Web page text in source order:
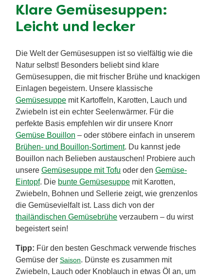
Klare Gemüsesuppen:
Leicht und lecker
Die Welt der Gemüsesuppen ist so vielfältig wie die
Natur selbst! Besonders beliebt sind klare
Gemüsesuppen, die mit frischer Brühe und knackigen
Einlagen begeistern. Unsere klassische
Gemüsesuppe mit Kartoffeln, Karotten, Lauch und
Zwiebeln ist ein echter Seelenwärmer. Für die
perfekte Basis empfehlen wir dir unsere Knorr
Gemüse Bouillon – oder stöbere einfach in unserem
Brühen- und Bouillon-Sortiment. Du kannst jede
Bouillon nach Belieben austauschen! Probiere auch
unsere Gemüsesuppe mit Tofu oder den Gemüse-
Eintopf. Die bunte Gemüsesuppe mit Karotten,
Zwiebeln, Bohnen und Sellerie zeigt, wie grenzenlos
die Gemüsevielfalt ist. Lass dich von der
thailändischen Gemüsebrühe verzaubern – du wirst
begeistert sein!
Tipp: Für den besten Geschmack verwende frisches
Gemüse der Saison. Dünste es zusammen mit
Zwiebeln, Lauch oder Knoblauch in etwas Öl an, um